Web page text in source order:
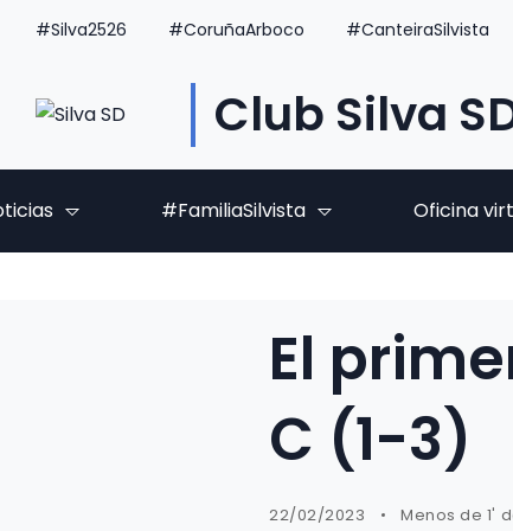
#Silva2526 #CoruñaArboco #CanteiraSilvista
Club Silva
#FamiliaSilvista Oficina
El
C (1-3)
22/02/2023 Menos de 1'